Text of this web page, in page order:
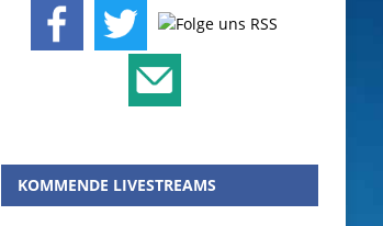
KOMMENDE LIVESTREAMS